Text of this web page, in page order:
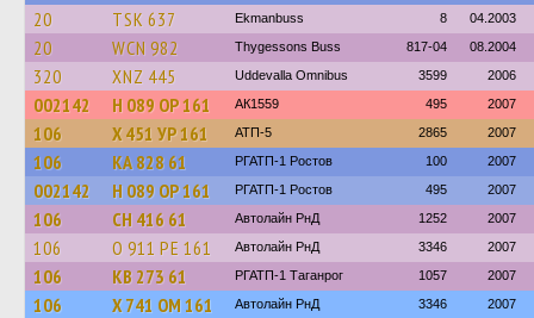
20 TSK 637 Ekmanbuss 8 04.2003
20 WCN 982 Thygessons Buss 817-04 08.2004
320 XNZ 445 Uddevalla Omnibus 3599 2006
002142 Н 089 ОР 161 АК1559 495 2007
106 Х 451 УР 161 АТП-5 2865 2007
106 КА 828 61 РГАТП-1 Ростов 100 2007
002142 Н 089 ОР 161 РГАТП-1 Ростов 495 2007
106 СН 416 61 Автолайн РнД 1252 2007
106 О 911 РЕ 161 Автолайн РнД 3346 2007
106 КВ 273 61 РГАТП-1 Таганрог 1057 2007
106 Х 741 ОМ 161 Автолайн РнД 3346 2007